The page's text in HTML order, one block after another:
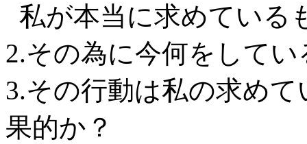
私が本当に求めている
2.その為に今何をしてい
3.その行動は私の求め
果的か？